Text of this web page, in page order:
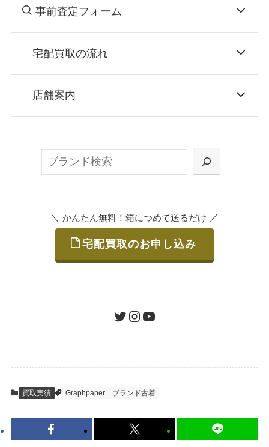
事前査定フォーム
宅配買取の流れ
お申込み
または梱包材不要の「集荷申込」からお選び
ご発送
査定結果のご承認 / 入金
到着即日に査定いたします。買取金額にご納
得いただければ、最短即日の入金が可能で
店舗案内
＼ かんたん無料！箱につめて送るだけ ／
宅配買取のお申し込み
ツイッターインスタグラムユーチューブ
買取実績 Graphpaper ブランド古着